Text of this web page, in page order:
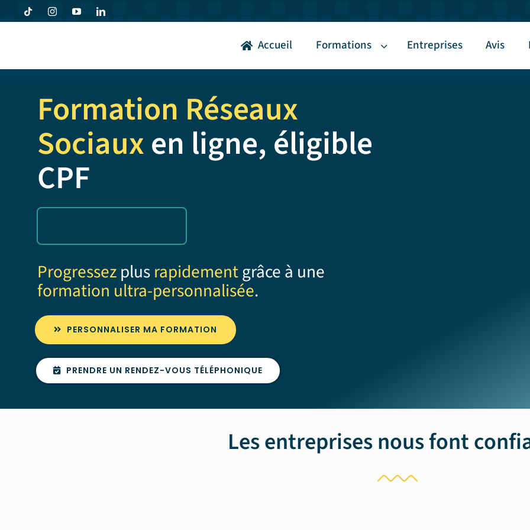
Passer
au
Accueil Formations Entreprises Avis
Formation Réseaux
Sociauxen ligne, éligible
CPF
Progressezplusrapidementgrâce à une
formation ultra-personnalisée.
PERSONNALISER MA FORMATION
PRENDRE UN RENDEZ-VOUS TÉLÉPHONIQUE
Les entreprises nous font